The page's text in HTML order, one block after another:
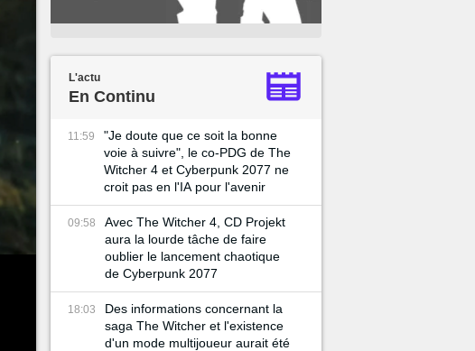
L'actu
En Continu
11:59
"Je doute que ce soit la bonne
voie à suivre", le co-PDG de The
Witcher 4 et Cyberpunk 2077 ne
croit pas en l'IA pour l'avenir
09:58
Avec The Witcher 4, CD Projekt
aura la lourde tâche de faire
oublier le lancement chaotique
de Cyberpunk 2077
18:03
Des informations concernant la
saga The Witcher et l'existence
d'un mode multijoueur aurait été